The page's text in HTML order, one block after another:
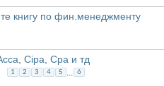
книгу по фин.менеджменту
Cipa, Cpa и тд
1 2 3 4 5 6